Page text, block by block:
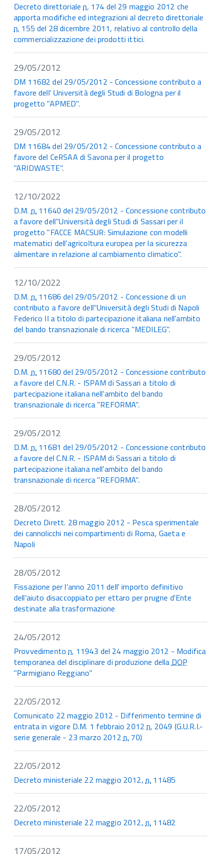
Decreto direttorialen. 174 del 29 maggio 2012 che
apporta modifiche ed integrazioni al decreto direttoriale
n. 155 del 28 dicembre 2011, relativo al controllo della
commercializzazione dei prodotti ittici.
29/05/2012
DM 11682 del 29/05/2012 - Concessione contributo a
favore dell' Università degli Studi di Bologna per il
progetto "APMED".
29/05/2012
DM 11684 del 29/05/2012 - Concessione contributo a
favore del CeRSAA di Savona per il progetto
"ARIDWASTE".
12/10/2022
D.M.n. 11640 del 29/05/2012 - Concessione contributo
a favore dell''Università degli Studi di Sassari per il
progetto "FACCE MACSUR: Simulazione con modelli
matematici dell'agricoltura europea per la sicurezza
alimentare in relazione al cambiamento climatico".
12/10/2022
D.M.n. 11686 del 29/05/2012 - Concessione di un
contributo a favore dell''Università degli Studi di Napoli
Federico II a titolo di partecipazione italiana nell'ambito
del bando transnazionale di ricerca "MEDILEG".
29/05/2012
D.M.n. 11680 del 29/05/2012 - Concessione contributo
a favore del C.N.R. - ISPAM di Sassari a titolo di
partecipazione italiana nell'ambito del bando
transnazionale di ricerca "REFORMA".
29/05/2012
D.M.n. 11681 del 29/05/2012 - Concessione contributo
a favore del C.N.R. - ISPAM di Sassari a titolo di
partecipazione italiana nell'ambito del bando
transnazionale di ricerca "REFORMA".
28/05/2012
Decreto Dirett. 28 maggio 2012 - Pesca sperimentale
dei cannolicchi nei compartimenti di Roma, Gaeta e
Napoli
28/05/2012
Fissazione per l'anno 2011 dell' importo definitivo
dell'aiuto disaccoppiato per ettaro per prugne d'Ente
destinate alla trasformazione
24/05/2012
Provvedimenton. 11943 del 24 maggio 2012 - Modifica
temporanea del disciplinare di produzione dellaDOP
"Parmigiano Reggiano"
22/05/2012
Comunicato 22 maggio 2012 - Differimento termine di
entrata in vigore D.M. 1 febbraio 2012n. 2049 (G.U.R.I.-
serie generale - 23 marzo 2012n. 70)
22/05/2012
Decreto ministeriale 22 maggio 2012,n. 11485
22/05/2012
Decreto ministeriale 22 maggio 2012,n. 11482
17/05/2012